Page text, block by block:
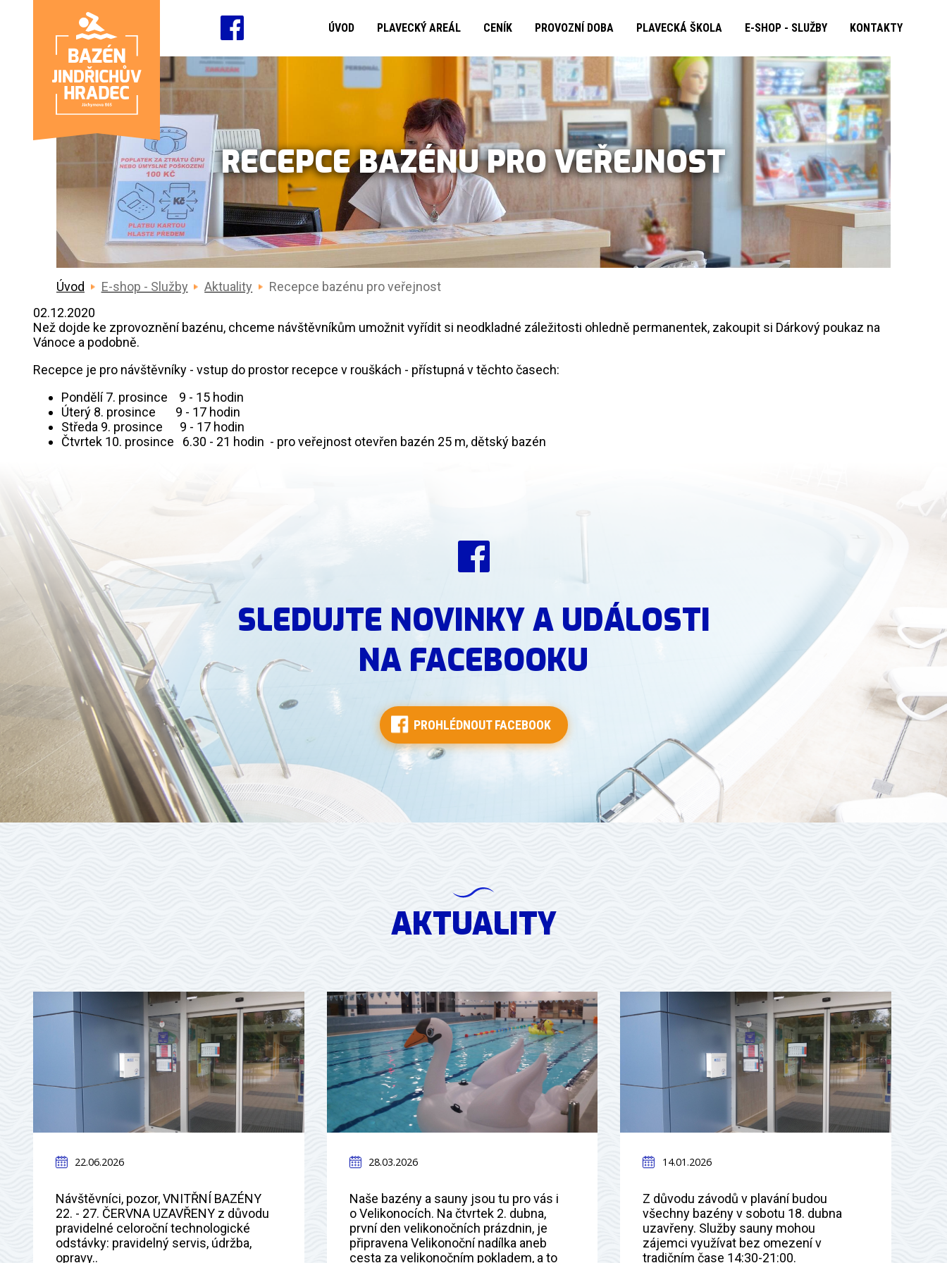
ÚVOD PLAVECKÝ AREÁL CENÍK PROVOZNÍ DOBA PLAVECKÁ ŠKOLA E-SHOP - SLUŽBY KONTAKTY
RECEPCE BAZÉNU PRO VEŘEJNOST
Úvod E-shop - Služby Aktuality
Recepce bazénu pro veřejnost
02.12.2020
Než dojde ke zprovoznění bazénu, chceme návštěvníkům umožnit vyřídit si neodkladné záležitosti ohledně permanentek, zakoupit si Dárkový poukaz na
Vánoce a podobně.
Recepce je pro návštěvníky - vstup do prostor recepce v rouškách - přístupná v těchto časech:
Pondělí 7. prosince 9 - 15 hodin
Úterý 8. prosince 9 - 17 hodin
Středa 9. prosince 9 - 17 hodin
Čtvrtek 10. prosince 6.30 - 21 hodin - pro veřejnost otevřen bazén 25 m, dětský bazén
SLEDUJTE NOVINKY A UDÁLOSTI
NA FACEBOOKU
PROHLÉDNOUT FACEBOOK
AKTUALITY
22.06.2026
Návštěvníci, pozor, VNITŘNÍ BAZÉNY
22. - 27. ČERVNA UZAVŘENY z důvodu
pravidelné celoroční technologické
odstávky: pravidelný servis, údržba,
opravy..
28.03.2026
Naše bazény a sauny jsou tu pro vás i
o Velikonocích. Na čtvrtek 2. dubna,
první den velikonočních prázdnin, je
připravena Velikonoční nadílka aneb
cesta za velikonočním pokladem, a to
14.01.2026
Z důvodu závodů v plavání budou
všechny bazény v sobotu 18. dubna
uzavřeny. Služby sauny mohou
zájemci využívat bez omezení v
tradičním čase 14:30-21:00.